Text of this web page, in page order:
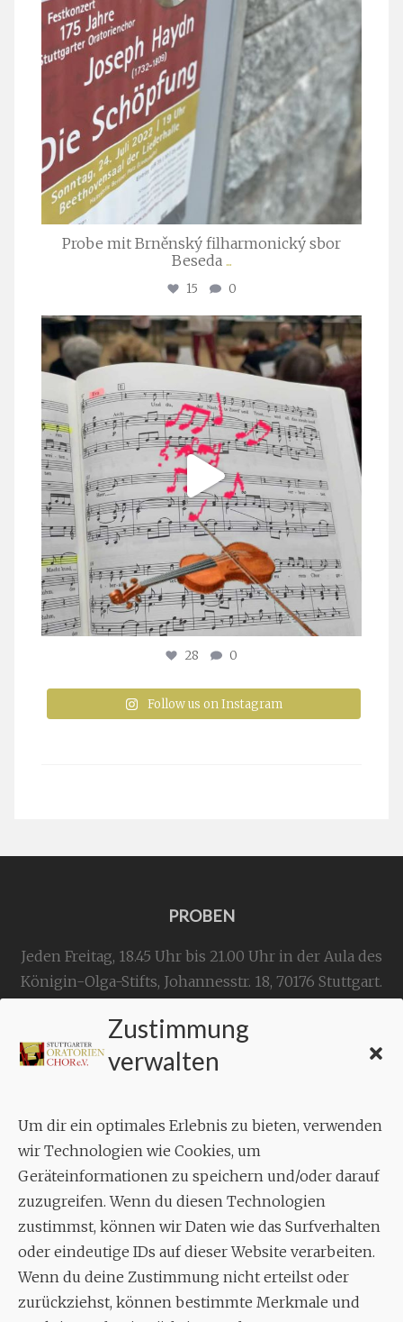
Zustimmung
verwalten
Um dir ein optimales Erlebnis zu bieten, verwenden
wir Technologien wie Cookies, um
Geräteinformationen zu speichern und/oder darauf
zuzugreifen. Wenn du diesen Technologien
zustimmst, können wir Daten wie das Surfverhalten
oder eindeutige IDs auf dieser Website verarbeiten.
Wenn du deine Zustimmung nicht erteilst oder
zurückziehst, können bestimmte Merkmale und
Probe mit Brněnský filharmonický sbor
Beseda ...
15 0
stuttgarter_oratorienchor
Juli 23
28 0
Follow us on Instagram
PROBEN
Jeden Freitag, 18.45 Uhr bis 21.00 Uhr in der Aula des
Königin-Olga-Stifts, Johannesstr. 18, 70176 Stuttgart.
KONTAKT
Geschäftsstelle:
Aixheimer Str. 18
70619 Stuttgart
MUSIK
Musikalischer Leiter:
Enrico Trummer
Tel.+49 (0)177 / 34 23 57 1